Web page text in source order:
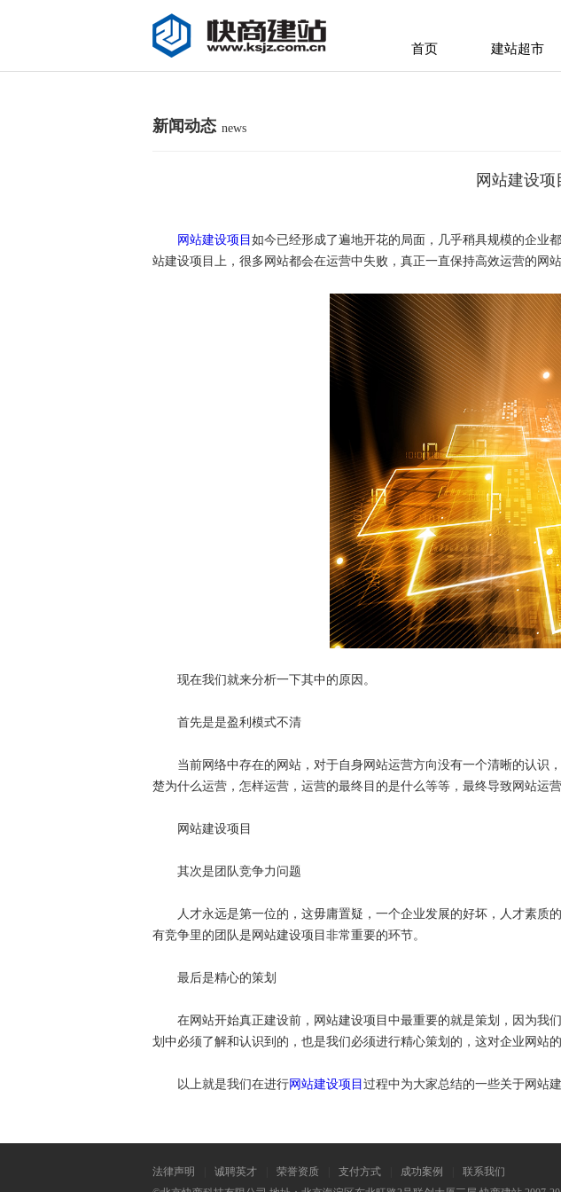
建站超市
建站超市
首页
首页
新闻动态 news
网站建设
网站建设项目 如今已经形成了遍地开花的局面，几乎稍具规模的企业
站建设项目上，很多网站都会在运营中失败，真正一直保持高效运营的网
现在我们就来分析一下其中的原因。
首先是是盈利模式不清
当前网络中存在的网站，对于自身网站运营方向没有一个清晰的认识
楚为什么运营，怎样运营，运营的最终目的是什么等等，最终导致网站运营
网站建设项目
其次是团队竞争力问题
人才永远是第一位的，这毋庸置疑，一个企业发展的好坏，人才素质
有竞争里的团队是网站建设项目非常重要的环节。
最后是精心的策划
在网站开始真正建设前，网站建设项目中最重要的就是策划，因为我
划中必须了解和认识到的，也是我们必须进行精心策划的，这对企业网站
以上就是我们在进行网站建设项目 过程中为大家总结的一些关于网站
法律声明 诚聘英才 荣誉资质 支付方式 成功案例
联系我们